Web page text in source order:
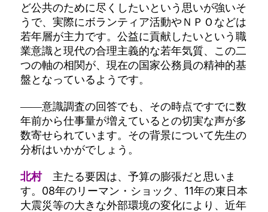
ど公共のために尽くしたいという思いが強いそ
うで、実際にボランティア活動やＮＰＯなどは
若年層が主力です。公益に貢献したいという職
業意識と現代の合理主義的な若年気質、この二
つの軸の相関が、現在の国家公務員の精神的基
盤となっているようです。
――意識調査の回答でも、その時点ですでに数
年前から仕事量が増えているとの切実な声が多
数寄せられています。その背景について先生の
分析はいかがでしょう。
北村主たる要因は、予算の膨張だと思いま
す。08年のリーマン・ショック、11年の東日本
大震災等の大きな外部環境の変化により、近年